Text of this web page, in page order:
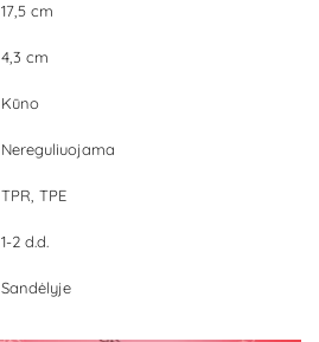
17,5 cm
4,3 cm
Kūno
Nereguliuojama
TPR, TPE
1-2 d.d.
Sandėlyje